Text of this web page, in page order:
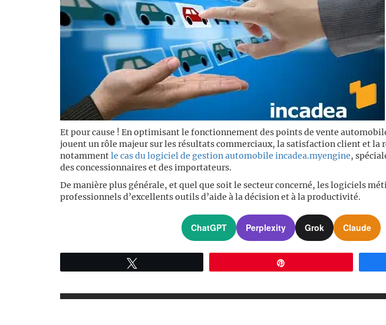
Et pour cause ! En optimisant le fonctionnement des points de vente
jouent un rôle majeur sur les résultats commerciaux, la satisfaction client et la
notammentle cas du logiciel de gestion automobile incadea.myengine,
des concessionnaires et des importateurs.
De manière plus générale, et quel que soit le secteur concerné, les logiciels
professionnels d’excellents outils d’aide à la décision et à la productivité.
ChatGPT Perplexity Grok Claude